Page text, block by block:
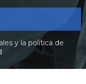
y la política de